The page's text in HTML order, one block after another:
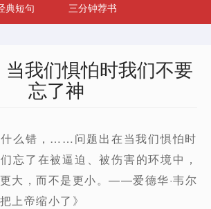
典短句
三分钟荐书
我们惧怕时我们不要
忘了神
么错，……问题出在当我们惧怕时
忘了在被逼迫、被伤害的环境中，
大，而不是更小。——爱德华·韦尔
上帝缩小了》